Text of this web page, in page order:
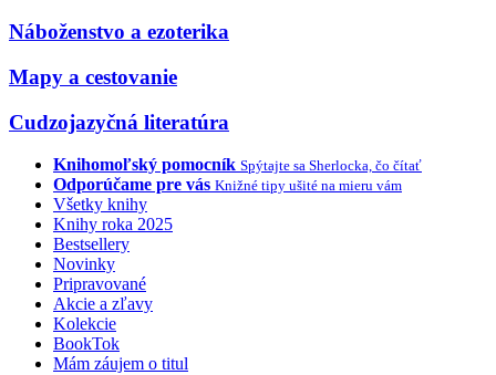
Náboženstvo a ezoterika
Mapy a cestovanie
Cudzojazyčná literatúra
Knihomoľský pomocník Spýtajte sa Sherlocka, čo čítať
Odporúčame pre vás Knižné tipy ušité na mieru vám
Všetky knihy
Knihy roka 2025
Bestsellery
Novinky
Pripravované
Akcie a zľavy
Kolekcie
BookTok
Mám záujem o titul